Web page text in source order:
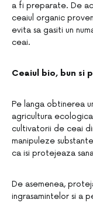
a fi preparate. De
ceaiul organic
evita sa gasiti un
ceai.
Ceaiul bio, bun si
Pe langa obtinerea
agricultura
cultivatorii de ceai
manipuleze
ca isi protejeaza
De asemenea,
ingrasamintelor si a